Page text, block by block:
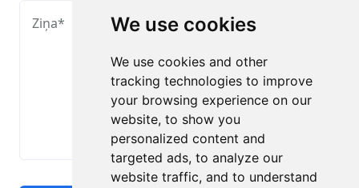
We use cookies
We use cookies and other
tracking technologies to improve
your browsing experience on our
website, to show you
personalized content and
targeted ads, to analyze our
website traffic, and to understand
Ziņa*